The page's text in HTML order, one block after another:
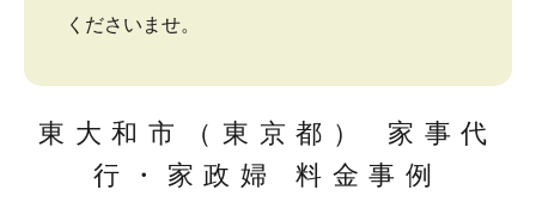
くださいませ。
東大和市（東京都） 家事代
行・家政婦 料金事例